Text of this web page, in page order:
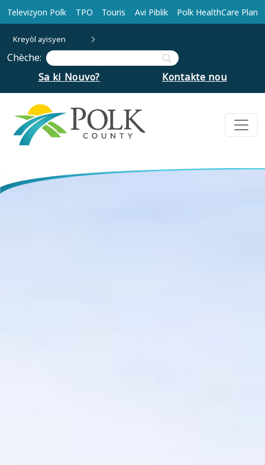
Ale nan kontni prensipal la
Televizyon Polk TPO Touris Avi Piblik Polk HealthCare Plan
Kreyòl ayisyen
Chèche:
Sa ki Nouvo?
Kontakte nou